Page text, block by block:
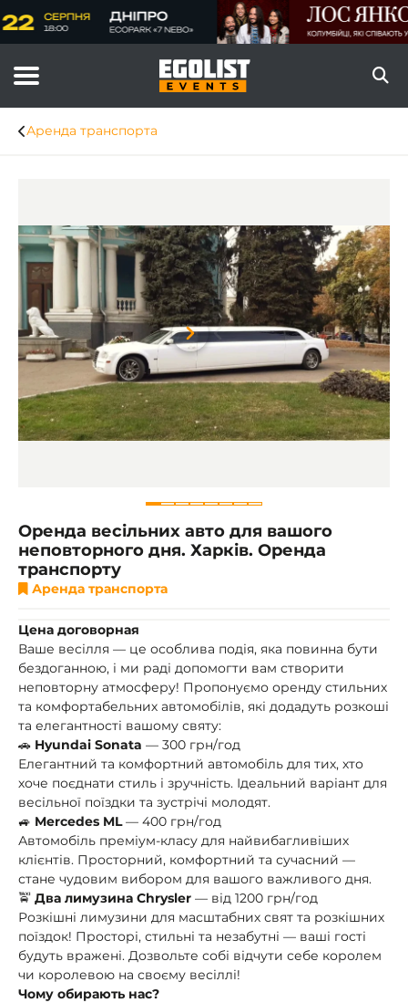
Аренда транспорта
Item
of
8
Оренда весільних авто для вашого
неповторного дня. Харків. Оренда
транспорту
Аренда транспорта
Цена договорная
Ваше весілля — це особлива подія, яка повинна бути
бездоганною, і ми раді допомогти вам створити
неповторну атмосферу! Пропонуємо оренду стильних
та комфортабельних автомобілів, які додадуть розкоші
та елегантності вашому святу:
🚗 Hyundai Sonata — 300 грн/год
Елегантний та комфортний автомобіль для тих, хто
хоче поєднати стиль і зручність. Ідеальний варіант для
весільної поїздки та зустрічі молодят.
🚙 Mercedes ML— 400 грн/год
Автомобіль преміум-класу для найвибагливіших
клієнтів. Просторний, комфортний та сучасний —
стане чудовим вибором для вашого важливого дня.
🚖 Два лимузина Chrysler — від 1200 грн/год
Розкішні лимузини для масштабних свят та розкішних
поїздок! Просторі, стильні та незабутні — ваші гості
будуть вражені. Дозвольте собі відчути себе королем
чи королевою на своєму весіллі!
Чому обирають нас?